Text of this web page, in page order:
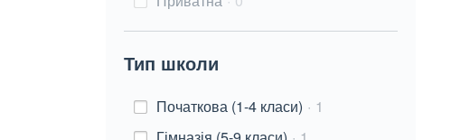
Тип школи
Початкова (1-4 класи)
1